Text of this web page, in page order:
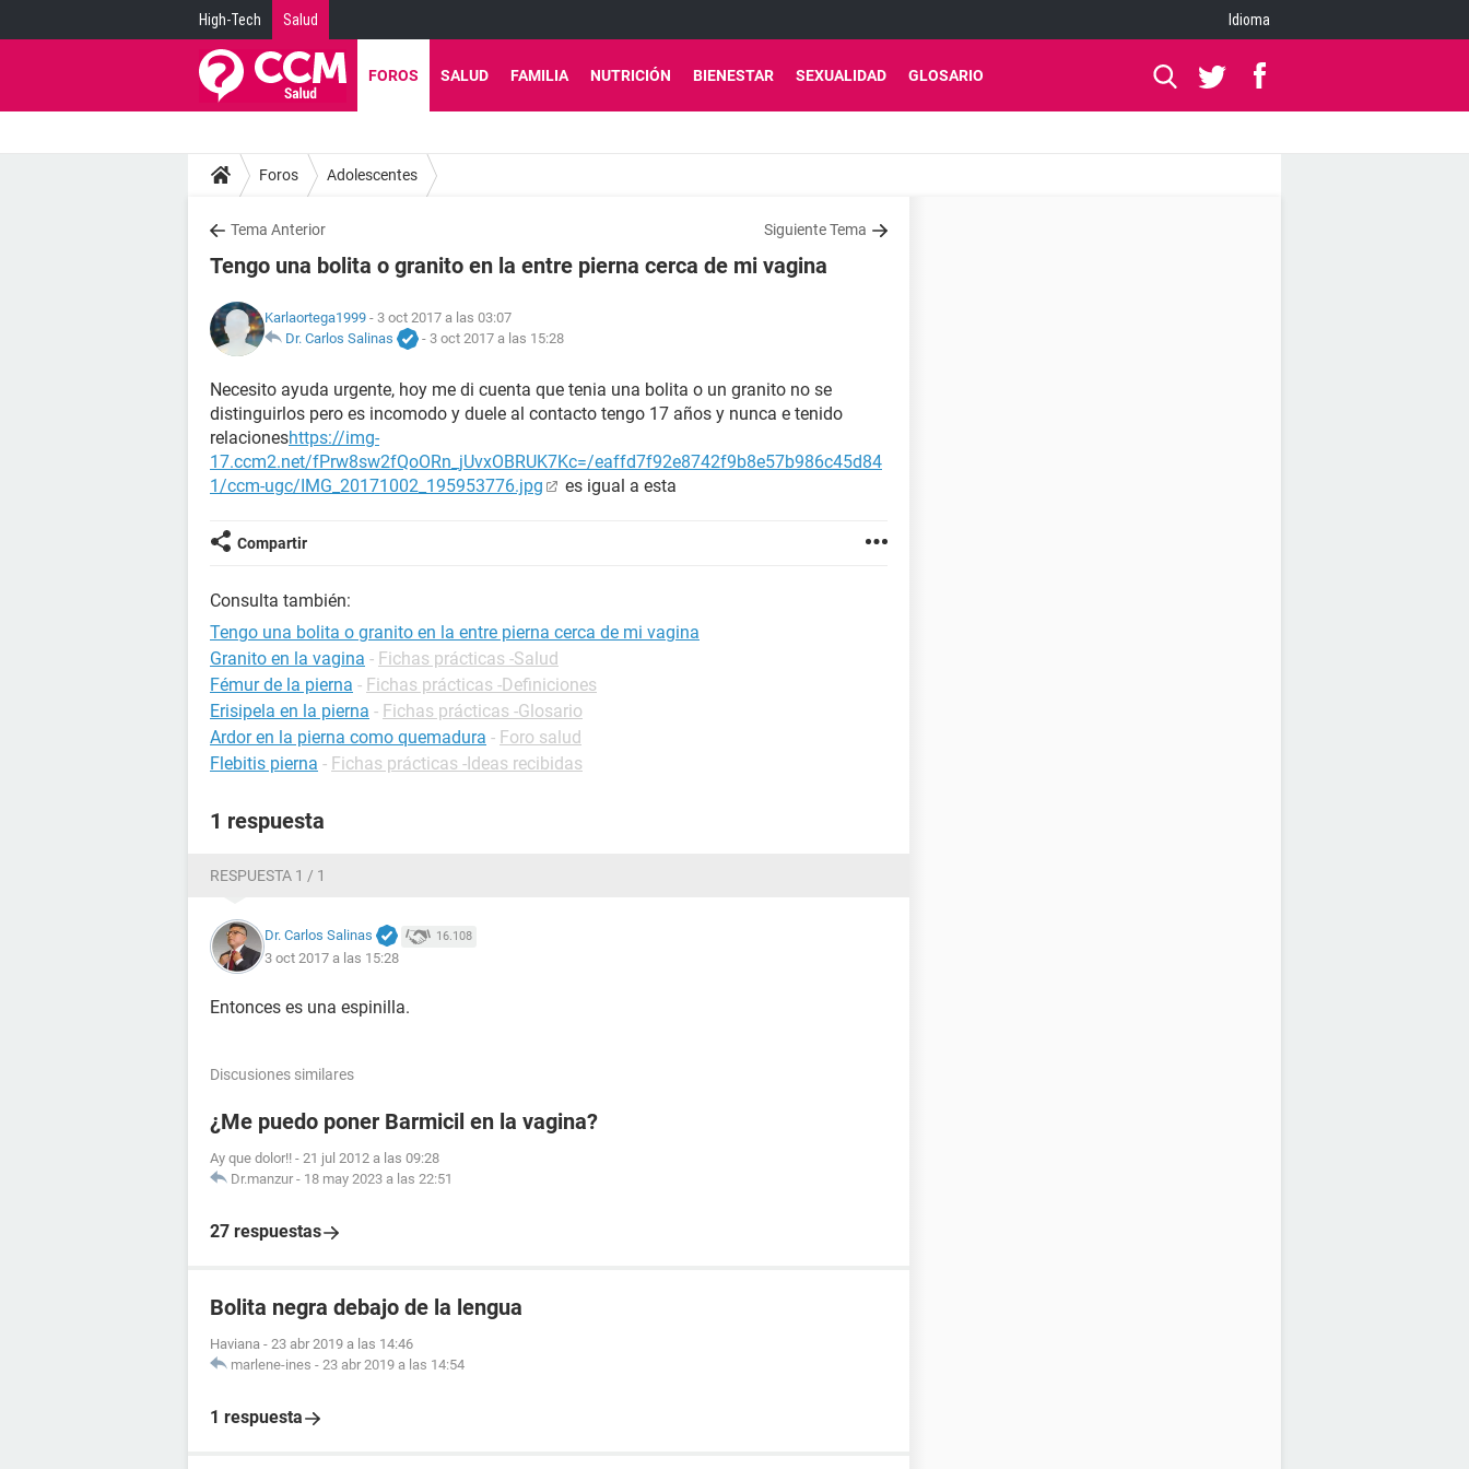
High-Tech Salud Idioma
FOROS SALUD FAMILIA NUTRICIÓN BIENESTAR SEXUALIDAD GLOSARIO
Foros Adolescentes
Tema Anterior Siguiente Tema
Tengo una bolita o granito en la entre pierna cerca de mi vagina
Karlaortega1999 - 3 oct 2017 a las 03:07
Dr. Carlos Salinas
- 3 oct 2017 a las 15:28
Necesito ayuda urgente, hoy me di cuenta que tenia una bolita o un granito no se
distinguirlos pero es incomodo y duele al contacto tengo 17 años y nunca e tenido
relacioneshttps://img-
17.ccm2.net/fPrw8sw2fQoORn_jUvxOBRUK7Kc=/eaffd7f92e8742f9b8e57b986c45d84
1/ccm-ugc/IMG_20171002_195953776.jpg
es igual a esta
Compartir
Consulta también:
Tengo una bolita o granito en la entre pierna cerca de mi vagina
Granito en la vagina - Fichas prácticas -Salud
Fémur de la pierna - Fichas prácticas -Definiciones
Erisipela en la pierna - Fichas prácticas -Glosario
Ardor en la pierna como quemadura - Foro salud
Flebitis pierna - Fichas prácticas -Ideas recibidas
1 respuesta
RESPUESTA 1 / 1
Dr. Carlos Salinas 16.108
3 oct 2017 a las 15:28
Entonces es una espinilla.
Discusiones similares
¿Me puedo poner Barmicil en la vagina?
Ay que dolor!! - 21 jul 2012 a las 09:28
Dr.manzur - 18 may 2023 a las 22:51
27 respuestas
Bolita negra debajo de la lengua
Haviana - 23 abr 2019 a las 14:46
marlene-ines - 23 abr 2019 a las 14:54
1 respuesta